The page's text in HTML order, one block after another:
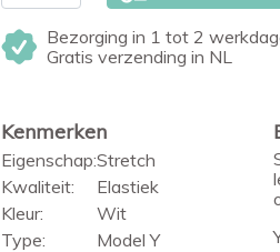
Bezorging in 1 tot 2
Gratis verzending in NL
Kenmerken
Eigenschap:Stretch
Kwaliteit:
Elastiek
Kleur:
Wit
Type:
Model Y